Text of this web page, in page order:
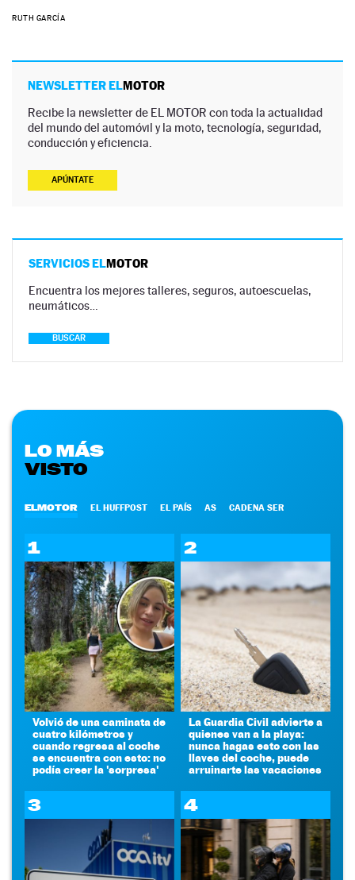
RUTH GARCÍA
NEWSLETTER ELMOTOR
Recibe la newsletter de EL MOTOR con toda la actualidad
del mundo del automóvil y la moto, tecnología, seguridad,
conducción y eficiencia.
APÚNTATE
SERVICIOS ELMOTOR
Encuentra los mejores talleres, seguros, autoescuelas,
neumáticos…
BUSCAR
LO MÁS
VISTO
ELMOTOR EL HUFFPOST EL PAÍS AS CADENA SER
1
Volvió de una caminata de
cuatro kilómetros y
cuando regresa al coche
se encuentra con esto: no
podía creer la 'sorpresa'
2
La Guardia Civil advierte a
quienes van a la playa:
nunca hagas esto con las
llaves del coche, puede
arruinarte las vacaciones
3 4